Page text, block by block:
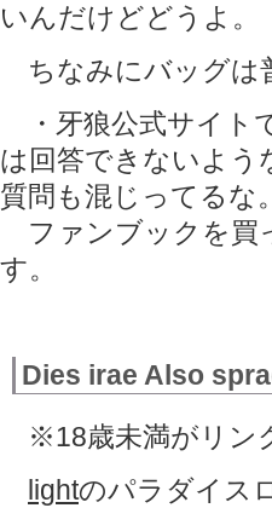
いんだけどどうよ。
ちなみにバッグは
・牙狼公式サイト
は回答できないよう
質問も混じってるな。
ファンブックを買
す。
Dies irae Also
※18歳未満がリン
lightのパラダイス